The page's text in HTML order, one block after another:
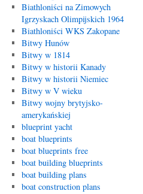
Biathloniści na Zimowych
Igrzyskach Olimpijskich 1964
Biathloniści WKS Zakopane
Bitwy Hunów
Bitwy w 1814
Bitwy w historii Kanady
Bitwy w historii Niemiec
Bitwy w V wieku
Bitwy wojny brytyjsko-
amerykańskiej
blueprint yacht
boat blueprints
boat blueprints free
boat building blueprints
boat building plans
boat construction plans